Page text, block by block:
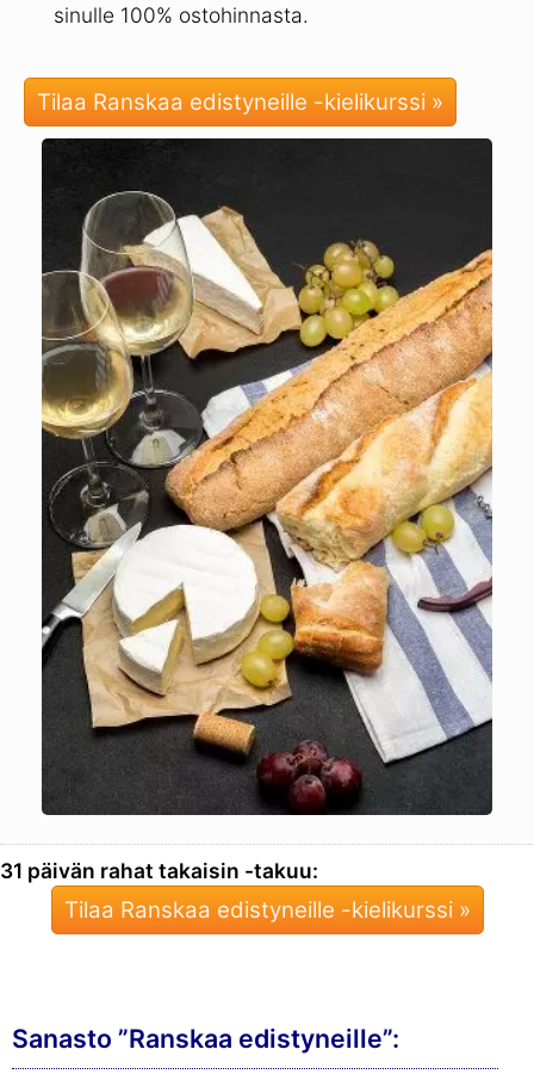
sinulle 100% ostohinnasta.
Tilaa Ranskaa edistyneille -kielikurssi »
31 päivän rahat takaisin -takuu:
Tilaa Ranskaa edistyneille -kielikurssi »
Sanasto ”Ranskaa edistyneille”: